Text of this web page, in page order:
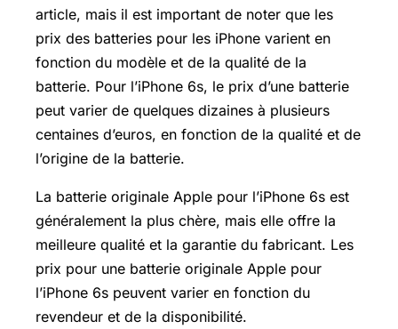
article, mais il est important de noter que les
prix des batteries pour les iPhone varient en
fonction du modèle et de la qualité de la
batterie. Pour l’iPhone 6s, le prix d’une batterie
peut varier de quelques dizaines à plusieurs
centaines d’euros, en fonction de la qualité et de
l’origine de la batterie.
La batterie originale Apple pour l’iPhone 6s est
généralement la plus chère, mais elle offre la
meilleure qualité et la garantie du fabricant. Les
prix pour une batterie originale Apple pour
l’iPhone 6s peuvent varier en fonction du
revendeur et de la disponibilité.